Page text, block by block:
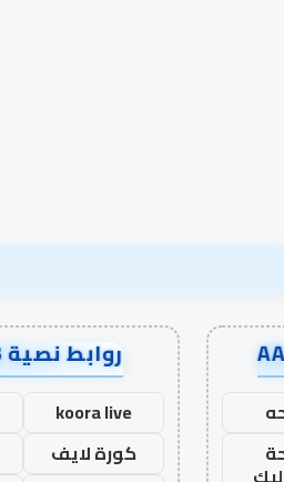
روابط نصية AA4203
koora live
كورة لايف